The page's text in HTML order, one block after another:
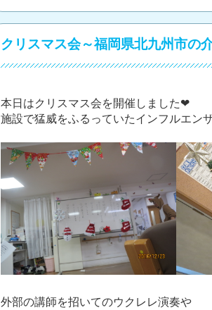
クリスマス会～福岡県北九州市の
本日はクリスマス会を開催しました❤
施設で猛威をふるっていたインフルエン
外部の講師を招いてのウクレレ演奏や